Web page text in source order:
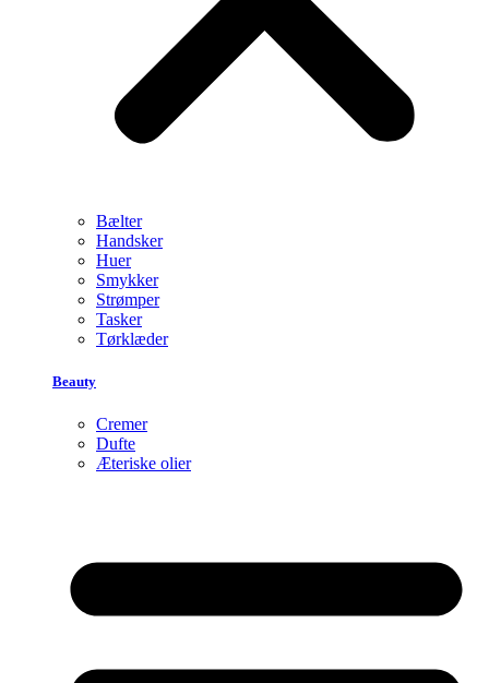
Bælter
Handsker
Huer
Smykker
Strømper
Tasker
Tørklæder
Beauty
Cremer
Dufte
Æteriske olier